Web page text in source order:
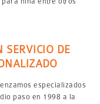
SERVICIO DE
especializados
dio paso en 1998 a la